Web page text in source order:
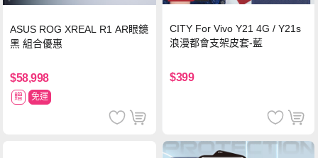
ASUS ROG XREAL R1 AR眼鏡
黑 組合優惠
$58,998
贈 免運
CITY For Vivo Y21 4G / Y21s
浪漫都會支架皮套-藍
$399